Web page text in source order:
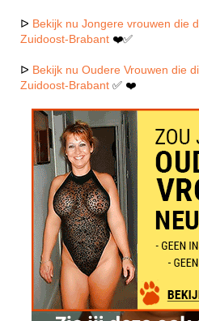
ᐅ Bekijk nu Jongere vrouwen die
Zuidoost-Brabant ❤️✅
ᐅ Bekijk nu Oudere Vrouwen die
Zuidoost-Brabant ✅ ❤️